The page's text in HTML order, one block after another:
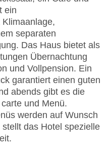
5
80
am Pool,
Express, Diners Club,
ein
separaten
Das Haus bietet als
Übernachtung
und Vollpension. Ein
garantiert einen guten
abends gibt es die
und Menü.
werden auf Wunsch
das Hotel spezielle